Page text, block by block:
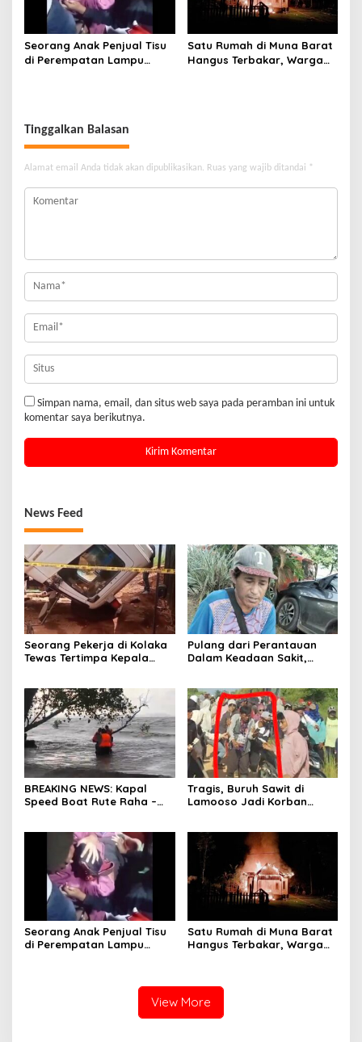
Seorang Anak Penjual Tisu
di Perempatan Lampu
Satu Rumah di Muna Barat
Hangus Terbakar, Warga
Tinggalkan Balasan
Alamat email Anda tidak akan dipublikasikan. Ruas yang wajib ditandai *
Simpan nama, email, dan situs web saya pada peramban ini untuk
komentar saya berikutnya.
News Feed
Seorang Pekerja di Kolaka
Tewas Tertimpa Kepala
Pulang dari Perantauan
Dalam Keadaan Sakit,
BREAKING NEWS: Kapal
Speed Boat Rute Raha –
Tragis, Buruh Sawit di
Lamooso Jadi Korban
Seorang Anak Penjual Tisu
di Perempatan Lampu
Satu Rumah di Muna Barat
Hangus Terbakar, Warga
View More